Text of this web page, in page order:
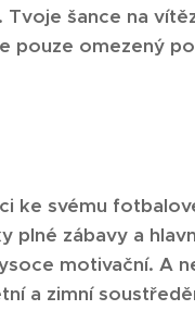
šance na
pouze omezený
ke svému
plné zábavy a
motivační. A
a zimní